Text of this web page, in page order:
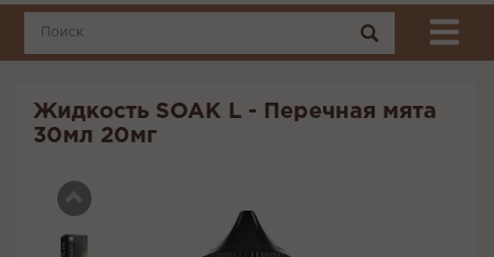
Жидкость SOAK L - Перечная мята
30мл 20мг